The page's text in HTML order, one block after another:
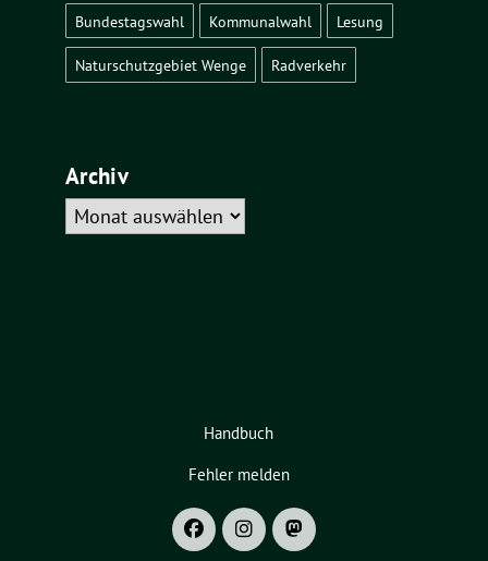
Bundestagswahl Kommunalwahl Lesung
Naturschutzgebiet Wenge Radverkehr
Archiv
Archiv
Handbuch
Fehler melden